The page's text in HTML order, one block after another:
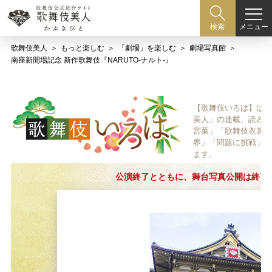
検索 メニュー
歌舞伎美人 もっと楽しむ 「劇場」を楽しむ
劇場写真館
南座新開場記念 新作歌舞伎『NARUTO‐ナルト‐』
【歌舞伎いろは】は
美人」の連載、読み
言葉」「歌舞伎衣裳
界」「問題に挑戦」
ます。
公演終了とともに、舞台写真公開は終了